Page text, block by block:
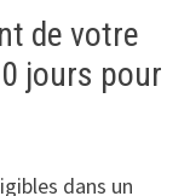
de votre
jours pour
dans un